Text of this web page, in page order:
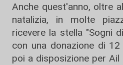
Anche quest'anno, oltre
natalizia, in molte
ricevere la stella "Sogni
con una donazione di
poi a disposizione per Ail